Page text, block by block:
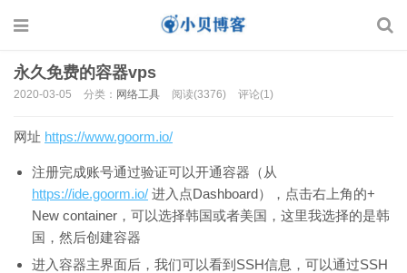
永久免费的容器vps
2020-03-05 分类： 网络工具 阅读(3376) 评论(1)
网址 https://www.goorm.io/
注册完成账号通过验证可以开通容器（从
https://ide.goorm.io/ 进入点Dashboard），点击右上角的+
New container，可以选择韩国或者美国，这里我选择的是韩
国，然后创建容器
进入容器主界面后，我们可以看到SSH信息，可以通过SSH